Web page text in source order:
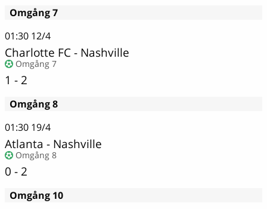
Omgång 7
01:30 12/4
Charlotte FC- Nashville
Omgång 7
1 - 2
Omgång 8
01:30 19/4
Atlanta - Nashville
Omgång 8
0 - 2
Omgång 10